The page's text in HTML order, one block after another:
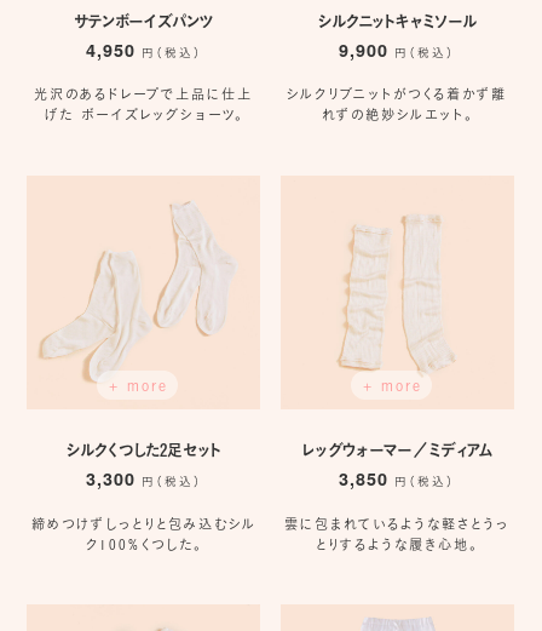
サテンボーイズパンツ
4,950 円（税込）
光沢のあるドレープで上品に仕上
げた ボーイズレッグショーツ。
シルクニットキャミソール
9,900 円（税込）
シルクリブニットがつくる着かず離
れずの絶妙シルエット。
+ more
シルクくつした2足セット
3,300 円（税込）
締めつけずしっとりと包み込むシル
ク100%くつした。
+ more
レッグウォーマー／ミディアム
3,850 円（税込）
雲に包まれているような軽さとうっ
とりするような履き心地。